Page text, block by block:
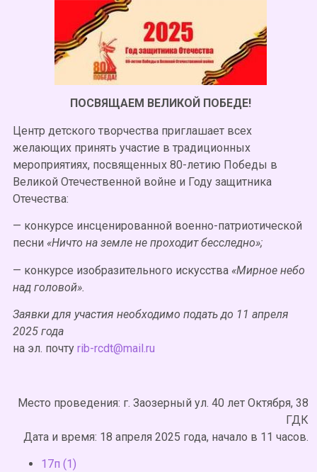
ПОСВЯЩАЕМ ВЕЛИКОЙ ПОБЕДЕ!
Центр детского творчества приглашает всех
желающих принять участие в традиционных
мероприятиях, посвященных 80-летию Победы в
Великой Отечественной войне и Году защитника
Отечества:
— конкурсе инсценированной военно-патриотической
песни «Ничто на земле не проходит бесследно»;
— конкурсе изобразительного искусства «Мирное небо
над головой».
Заявки для участия необходимо подать до 11 апреля
2025 года
на эл. почту rib-rcdt@mail.ru
Место проведения: г. Заозерный ул. 40 лет Октября, 38
ГДК
Дата и время: 18 апреля 2025 года, начало в 11 часов.
17п (1)